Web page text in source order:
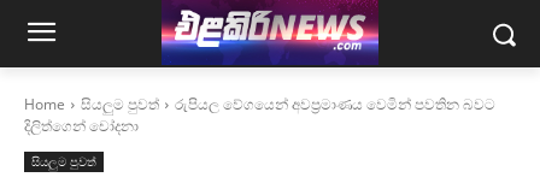
Home සියලුම පුවත්
රුපියල වේගයෙන් අවප්‍රමාණය වෙමින් පවතින බවට
දිලිත්ගෙන් චෝදනා
සියලුම පුවත්